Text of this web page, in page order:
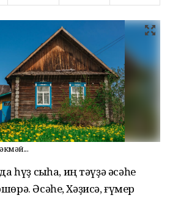
һүҙ сыҡһа, иң тәүҙә әсәһе
Әсәһе, Хәҙисә, ғүмер